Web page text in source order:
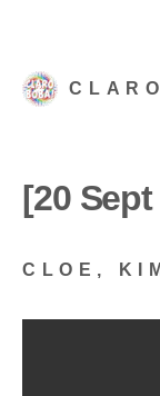
[20 Sept
CLOE,